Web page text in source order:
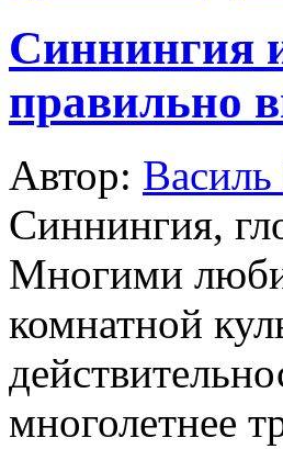
Синнингия
правильно
Автор:
Синнингия,
Многими
комнатной
многолетнее